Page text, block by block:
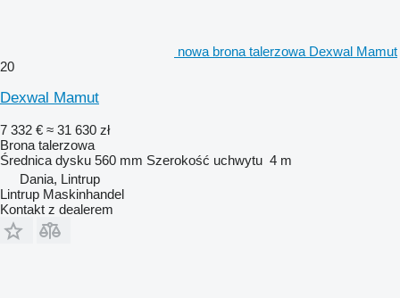
nowa brona talerzowa Dexwal Mamut
20
Dexwal Mamut
7 332 € ≈ 31 630 zł
Brona talerzowa
Średnica dysku 560 mm Szerokość uchwytu 4 m
Dania, Lintrup
Lintrup Maskinhandel
Kontakt z dealerem